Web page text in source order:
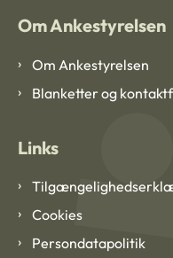
Om Ankestyrelsen
Om Ankestyrelsen
Blanketter og
Links
Cookies
Persondatapolitik